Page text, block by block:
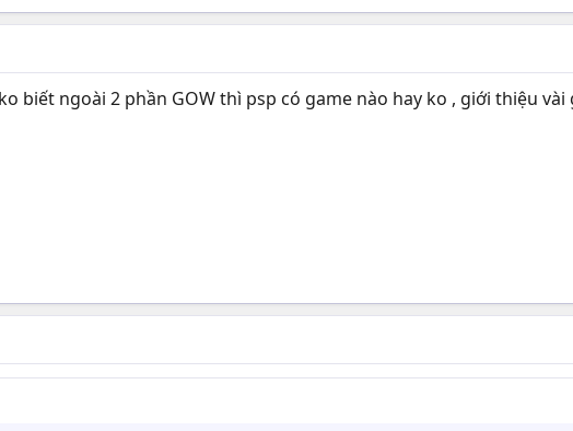
biết ngoài 2 phần GOW thì psp có game nào hay ko , giới thiệu vài